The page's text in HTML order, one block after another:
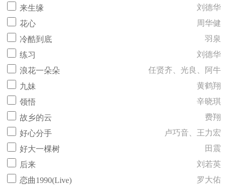
来生缘
刘德华
花心
周华健
冷酷到底
羽泉
练习
刘德华
浪花一朵朵
任贤齐、光良、阿牛
九妹
黄鹤翔
领悟
辛晓琪
故乡的云
费翔
好心分手
卢巧音、王力宏
好大一棵树
田震
后来
刘若英
恋曲1990(Live)
罗大佑